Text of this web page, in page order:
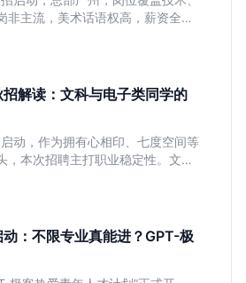
非主流，美术话语权高，薪资全面
目全流程的应届生，追求大厂光环
解读：文科与电子类同学的
动，作为拥有心相印、七度空间等
，本次招聘主打职业稳定性。文章
，明确文商科主攻品牌营销、理工
：不限专业真能进？GPT-极